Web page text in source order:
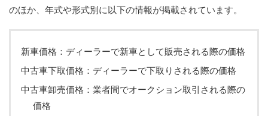
のほか、年式や形式別に以下の情報が掲載されています。
新車価格：ディーラーで新車として販売される際の価格
中古車下取価格：ディーラーで下取りされる際の価格
中古車卸売価格：業者間でオークション取引される際の
価格